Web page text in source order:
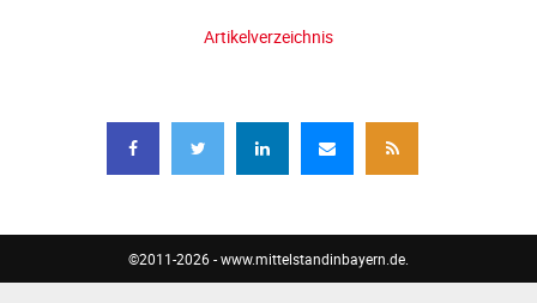
Artikelverzeichnis
©2011-2026 - www.mittelstandinbayern.de.